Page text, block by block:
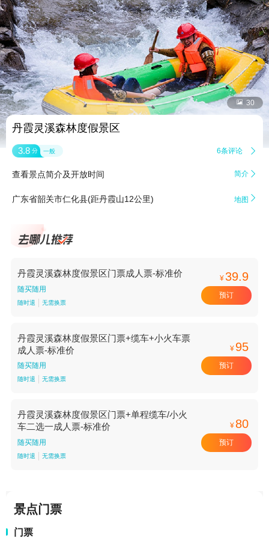
 30
丹霞灵溪森林度假景区
3.8 分 一般 6条评论 
查看景点简介及开放时间 简介 
广东省韶关市仁化县(距丹霞山12公里) 地图 
丹霞灵溪森林度假景区门票成人票-标准价
随买随用
随时退 无需换票
¥39.9
预订
丹霞灵溪森林度假景区门票+缆车+小火车票
成人票-标准价
随买随用
随时退 无需换票
¥ 95
预订
丹霞灵溪森林度假景区门票+单程缆车/小火
车二选一成人票-标准价
随买随用
随时退 无需换票
¥ 80
预订
景点门票
门票
